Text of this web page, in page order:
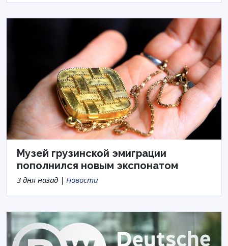
Музей грузинской эмиграции
пополнился новым экспонатом
3 дня назад | Новости